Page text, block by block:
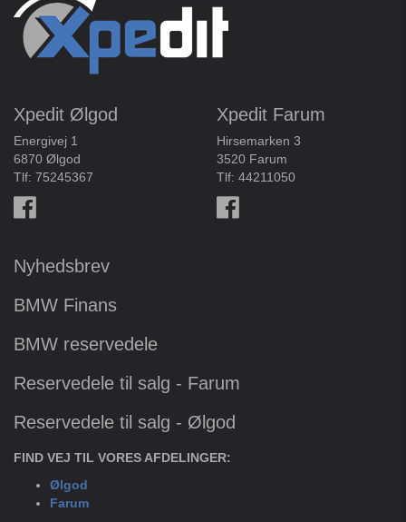
Xpedit Ølgod
Energivej 1
6870 Ølgod
Tlf: 75245367
Xpedit Farum
Hirsemarken 3
3520 Farum
Tlf: 44211050
Nyhedsbrev
BMW Finans
BMW reservedele
Reservedele til salg - Farum
Reservedele til salg - Ølgod
FIND VEJ TIL VORES AFDELINGER:
Ølgod
Farum